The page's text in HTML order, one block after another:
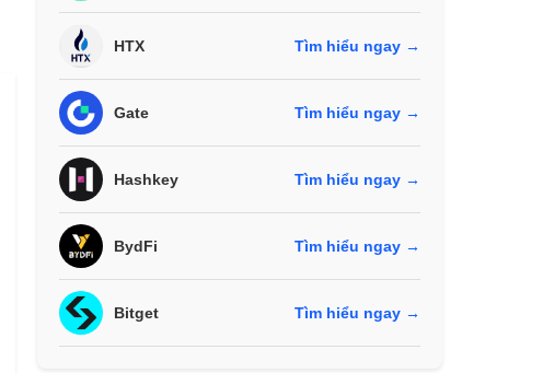
HTX Tìm hiểu ngay →
Gate Tìm hiểu ngay →
Hashkey Tìm hiểu ngay →
BydFi Tìm hiểu ngay →
Bitget Tìm hiểu ngay →